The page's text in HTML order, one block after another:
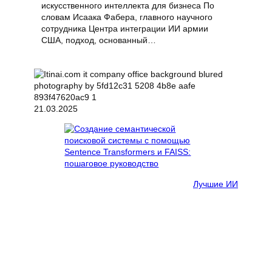
искусственного интеллекта для бизнеса По
словам Исаака Фабера, главного научного
сотрудника Центра интеграции ИИ армии
США, подход, основанный…
21.03.2025
Лучшие ИИ